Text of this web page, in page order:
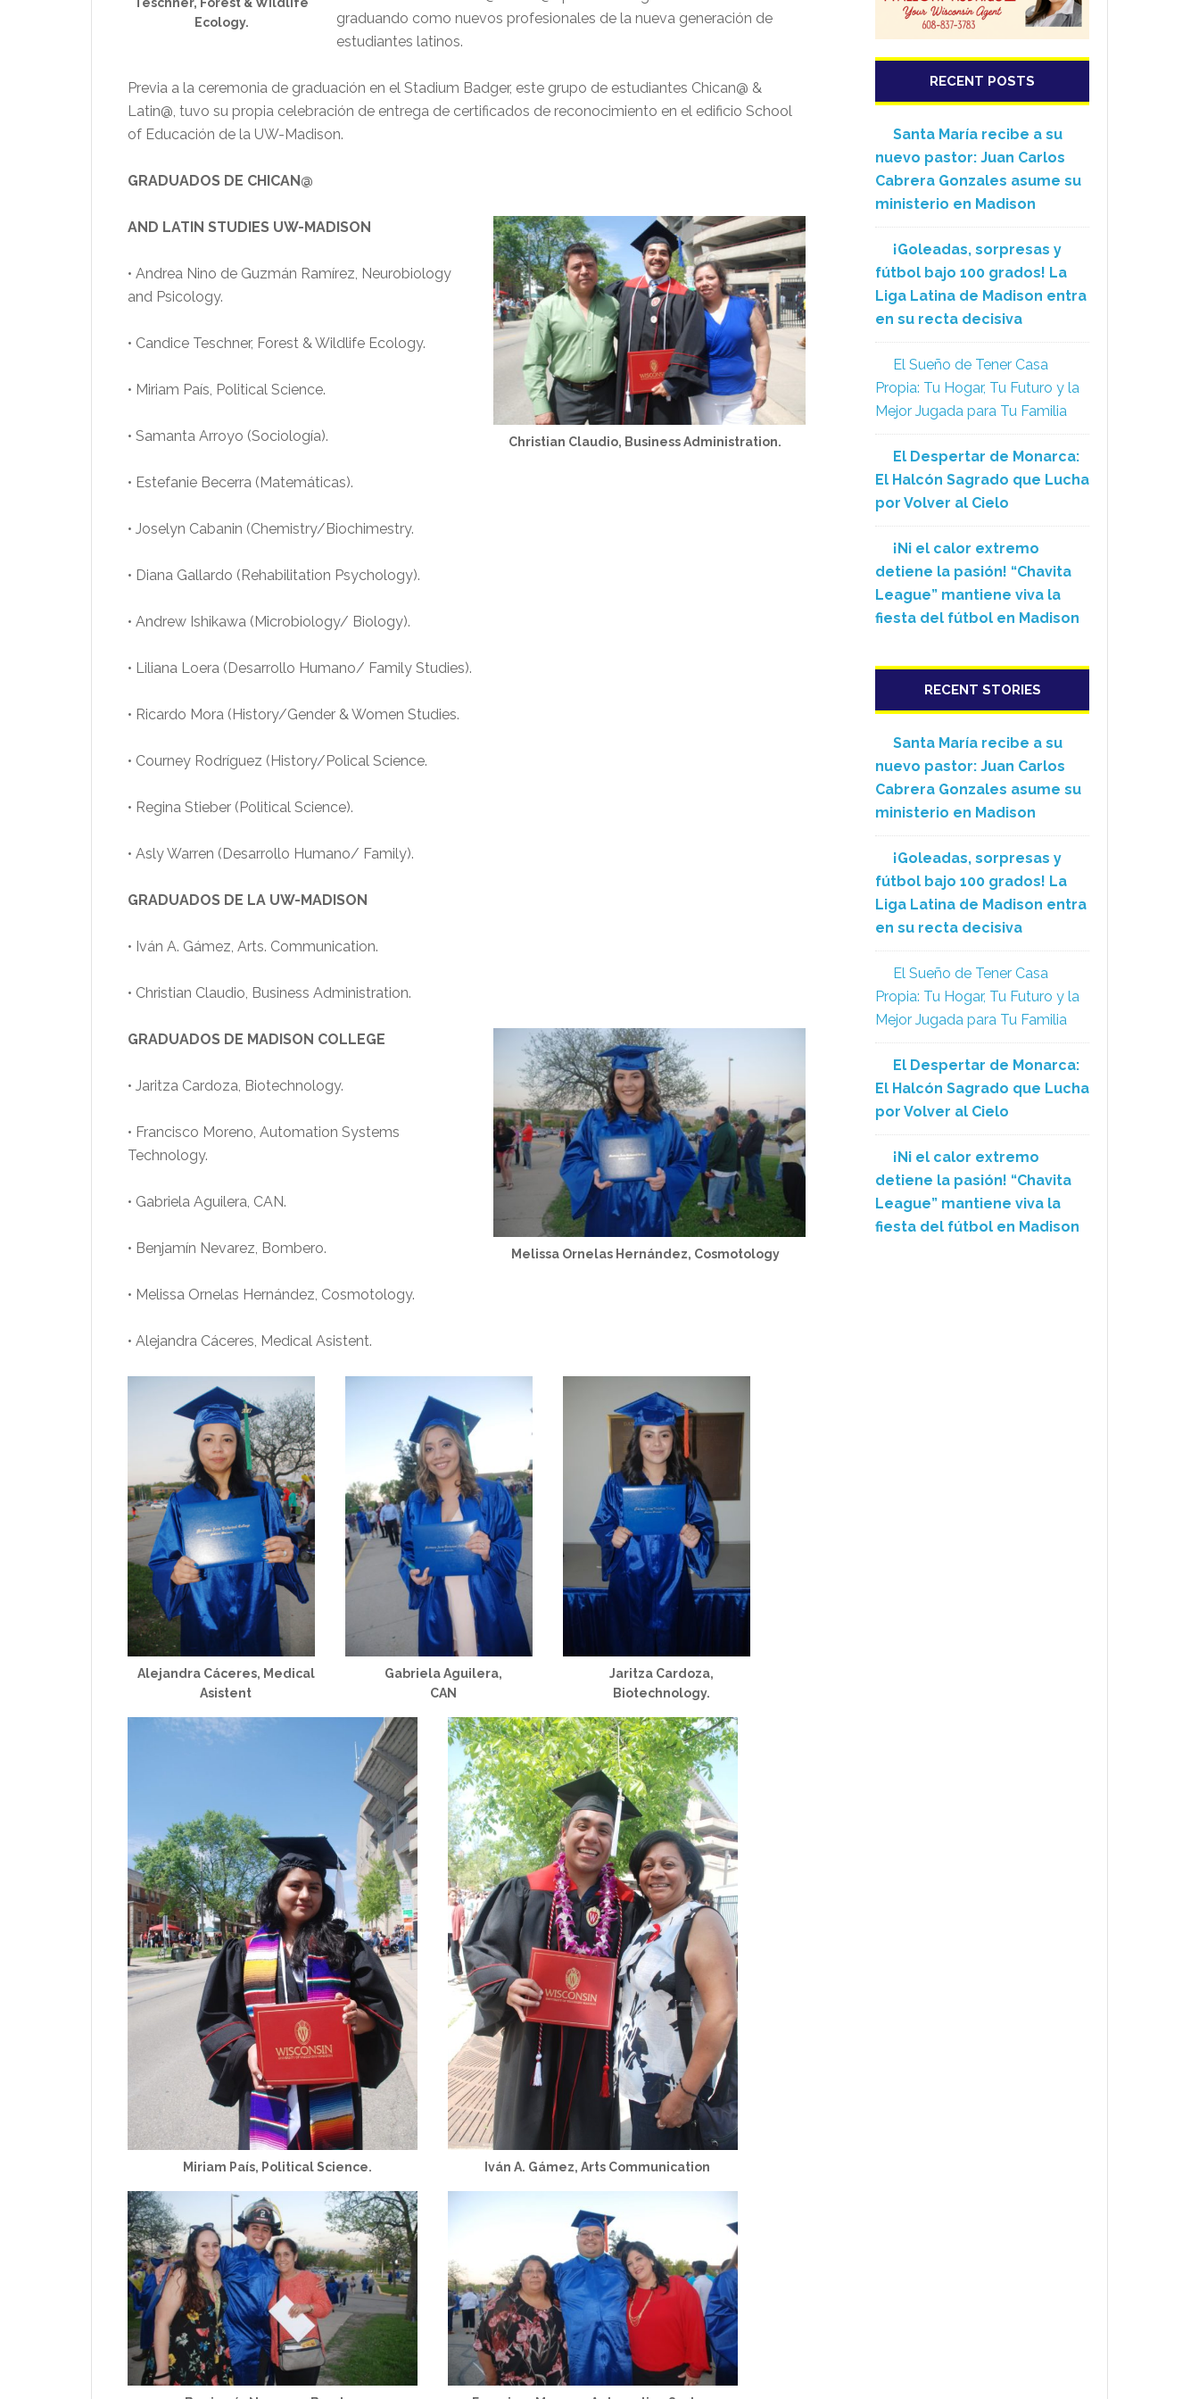
Ecology.
graduando como nuevos profesionales de la nueva generación de
estudiantes latinos.
Previa a la ceremonia de graduación en el Stadium Badger, este grupo de estudiantes Chican@ &
Latin@, tuvo su propia celebración de entrega de certificados de reconocimiento en el edificio School
of Educación de la UW-Madison.
GRADUADOS DE CHICAN@
Christian Claudio, Business Administration.
AND LATIN STUDIES UW-MADISON
• Andrea Nino de Guzmán Ramírez, Neurobiology
and Psicology.
• Candice Teschner, Forest & Wildlife Ecology.
• Miriam País, Political Science.
• Samanta Arroyo (Sociología).
• Estefanie Becerra (Matemáticas).
• Joselyn Cabanin (Chemistry/Biochimestry.
• Diana Gallardo (Rehabilitation Psychology).
• Andrew Ishikawa (Microbiology/ Biology).
• Liliana Loera (Desarrollo Humano/ Family Studies).
• Ricardo Mora (History/Gender & Women Studies.
• Courney Rodríguez (History/Polical Science.
• Regina Stieber (Political Science).
• Asly Warren (Desarrollo Humano/ Family).
GRADUADOS DE LA UW-MADISON
• Iván A. Gámez, Arts. Communication.
• Christian Claudio, Business Administration.
Melissa Ornelas Hernández, Cosmotology
GRADUADOS DE MADISON COLLEGE
• Jaritza Cardoza, Biotechnology.
• Francisco Moreno, Automation Systems
Technology.
• Gabriela Aguilera, CAN.
• Benjamín Nevarez, Bombero.
• Melissa Ornelas Hernández, Cosmotology.
• Alejandra Cáceres, Medical Asistent.
Alejandra Cáceres, Medical
Asistent
Gabriela Aguilera,
CAN
Jaritza Cardoza,
Biotechnology.
Miriam País, Political Science. Iván A. Gámez, Arts Communication
RECENT POSTS
Santa María recibe a su
nuevo pastor: Juan Carlos
Cabrera Gonzales asume su
ministerio en Madison
¡Goleadas, sorpresas y
fútbol bajo 100 grados! La
Liga Latina de Madison entra
en su recta decisiva
El Sueño de Tener Casa
Propia: Tu Hogar, Tu Futuro y la
Mejor Jugada para Tu Familia
El Despertar de Monarca:
El Halcón Sagrado que Lucha
por Volver al Cielo
¡Ni el calor extremo
detiene la pasión! “Chavita
League” mantiene viva la
fiesta del fútbol en Madison
RECENT STORIES
Santa María recibe a su
nuevo pastor: Juan Carlos
Cabrera Gonzales asume su
ministerio en Madison
¡Goleadas, sorpresas y
fútbol bajo 100 grados! La
Liga Latina de Madison entra
en su recta decisiva
El Sueño de Tener Casa
Propia: Tu Hogar, Tu Futuro y la
Mejor Jugada para Tu Familia
El Despertar de Monarca:
El Halcón Sagrado que Lucha
por Volver al Cielo
¡Ni el calor extremo
detiene la pasión! “Chavita
League” mantiene viva la
fiesta del fútbol en Madison